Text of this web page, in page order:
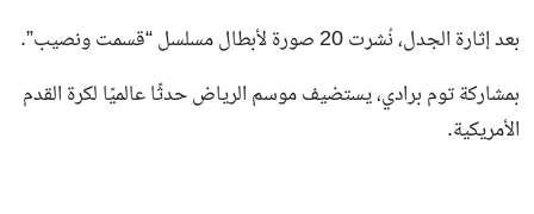
بعد إثارة الجدل، نُشرت 20 صورة لأبطال مسلسل “قسمت ونصيب”.
بمشاركة توم برادي، يستضيف موسم الرياض حدثًا عالميًا لكرة القدم
الأمريكية.